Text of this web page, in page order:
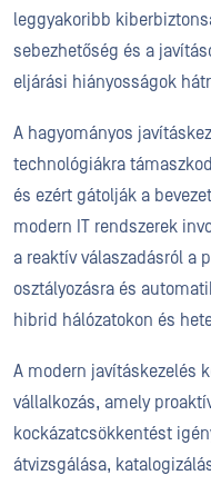
leggyakoribb
sebezhetőség és a
eljárási hiányosságok
A hagyományos
technológiákra
és ezért gátolják a
modern IT rendszerek
a reaktív válaszadásról a
osztályozásra és
hibrid hálózatokon és
A modern javításkezelés
vállalkozás, amely
kockázatcsökkentést
átvizsgálása,